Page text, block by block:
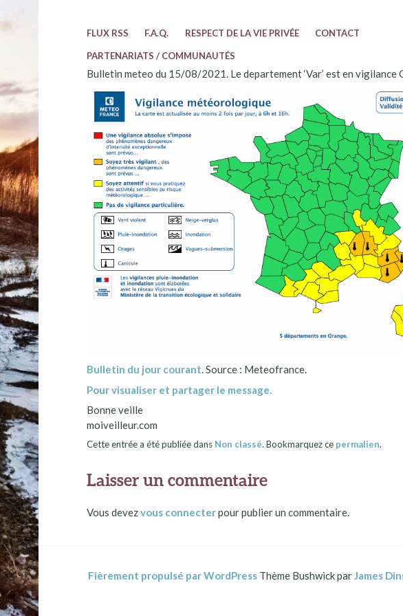
FLUX RSS
F.A.Q. RESPECT DE LA VIE PRIVÉE CONTACT
PARTENARIATS / COMMUNAUTÉS
Bulletin meteo du 15/08/2021. Le departement ‘Var’ est en vigilance
Bulletin du jour courant. Source : Meteofrance.
Pour visualiser et partager le message.
Bonne veille
moiveilleur.com
Cette entrée a été publiée dans Non classé. Bookmarquez ce permalien.
Laisser un commentaire
Vous devezvous connecterpour publier un commentaire.
Fièrement propulsé par WordPressThème Bushwick parJames